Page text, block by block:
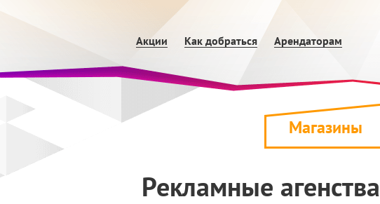
Акции Как добраться Арендаторам
Магазины
Рекламные агенства